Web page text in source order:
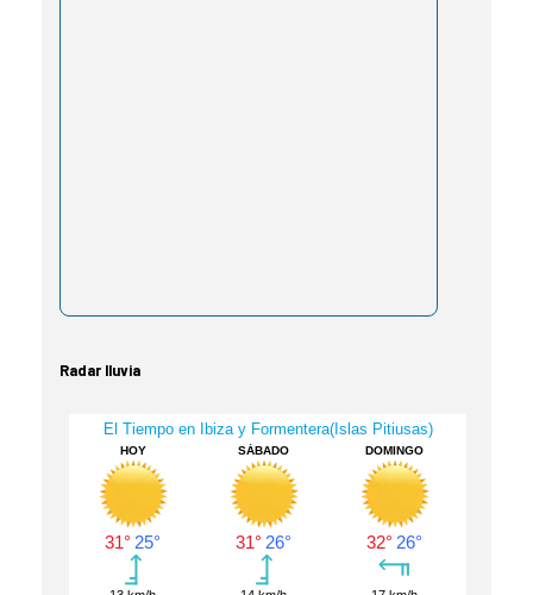
Radar lluvia